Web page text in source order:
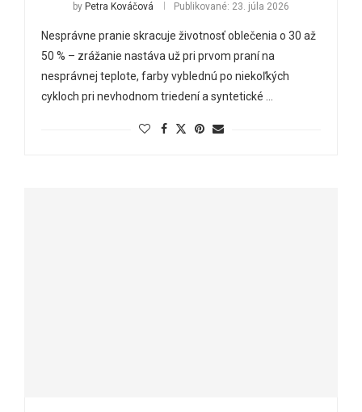
by Petra Kováčová Publikované: 23. júla 2026
Nesprávne pranie skracuje životnosť oblečenia o 30 až
50 % – zrážanie nastáva už pri prvom praní na
nesprávnej teplote, farby vyblednú po niekoľkých
cykloch pri nevhodnom triedení a syntetické …